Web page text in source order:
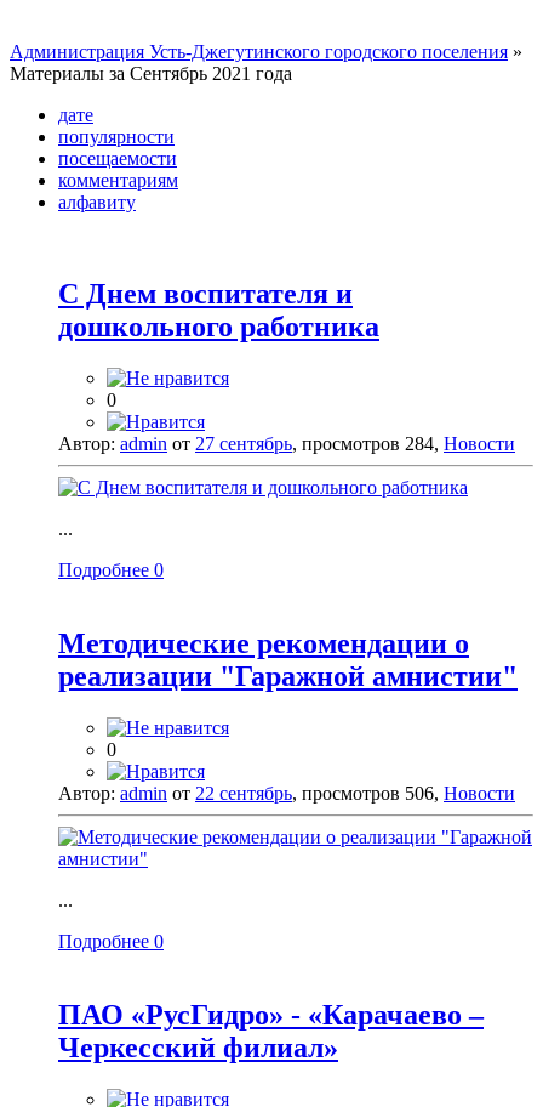
Администрация Усть-Джегутинского городского поселения »
Материалы за Сентябрь 2021 года
дате
популярности
посещаемости
комментариям
алфавиту
С Днем воспитателя и
дошкольного работника
0
Автор: admin от 27 сентябрь, просмотров 284, Новости
...
Подробнее 0
Методические рекомендации о
реализации "Гаражной амнистии"
0
Автор: admin от 22 сентябрь, просмотров 506, Новости
...
Подробнее 0
ПАО «РусГидро» - «Карачаево –
Черкесский филиал»